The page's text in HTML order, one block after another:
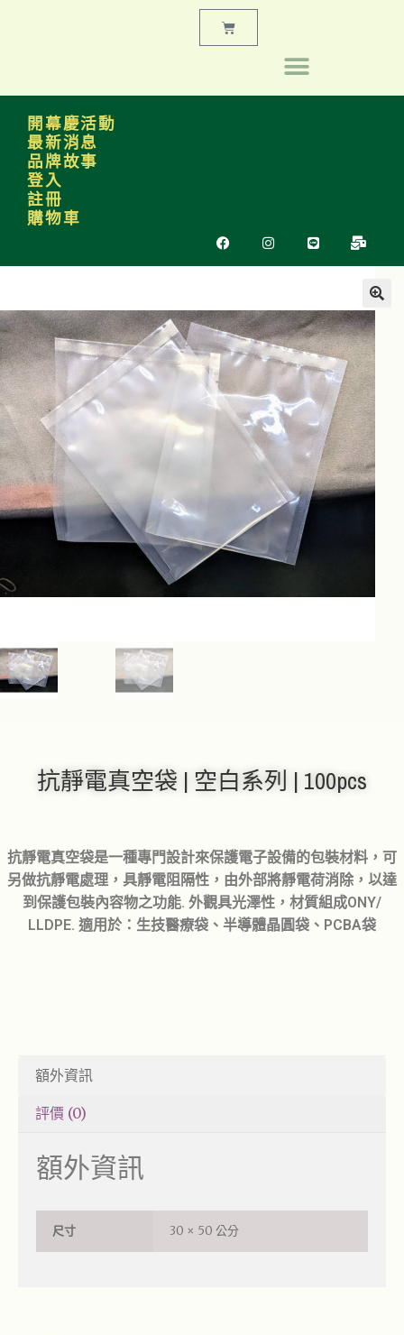
開幕慶活動
最新消息
品牌故事
登入
註冊
購物車
抗靜電真空袋 | 空白系列 | 100pcs
抗靜電真空袋是一種專門設計來保護電子設備的包裝材料，可
另做抗靜電處理，具靜電阻隔性，由外部將靜電荷消除，以達
到保護包裝內容物之功能. 外觀具光澤性，材質組成ONY/
LLDPE. 適用於：生技醫療袋、半導體晶圓袋、PCBA袋
額外資訊
評價 (0)
額外資訊
尺寸 30 × 50 公分